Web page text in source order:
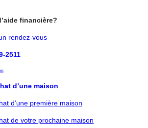
financière?
rendez-vous
2511
d’une maison
d’une première maison
de votre prochaine maison